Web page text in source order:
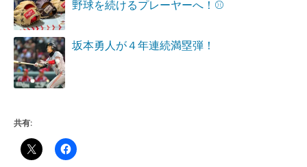
野球を続けるプレーヤーへ！⚾
坂本勇人が４年連続満塁弾！
共有: